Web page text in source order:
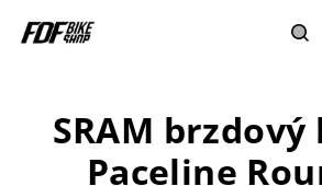
SRAM
Paceline